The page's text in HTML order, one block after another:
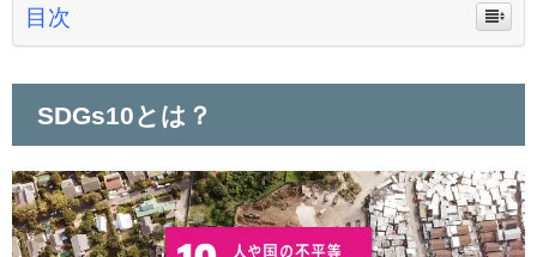
目次
SDGs10とは？